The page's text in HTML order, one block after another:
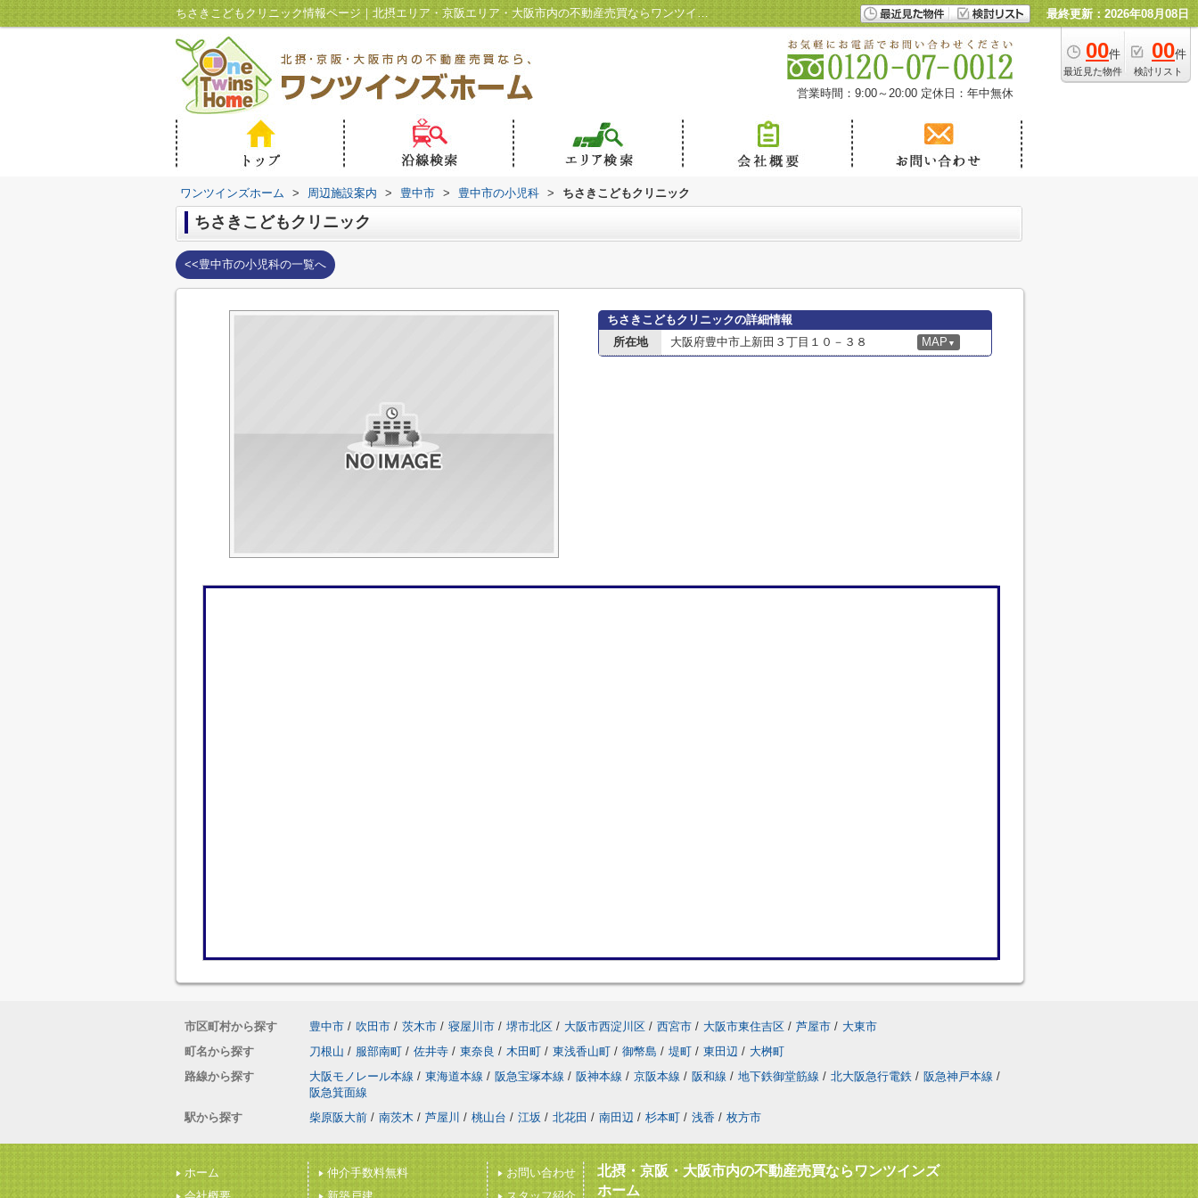
ちさきこどもクリニック情報ページ｜北摂エリア・京阪エリア・大阪市内の不動産売買ならワンツインズホーム 最終更新：2026年08月08日
00件
最近見た物件
00件
検討リスト
営業時間：9:00～20:00 定休日：年中無休
ワンツインズホーム > 周辺施設案内 > 豊中市 > 豊中市の小児科 > ちさきこどもクリニック
ちさきこどもクリニック
<<豊中市の小児科の一覧へ
ちさきこどもクリニックの詳細情報
所在地
大阪府豊中市上新田３丁目１０－３８ MAP ▼
市区町村から探す 豊中市 / 吹田市 / 茨木市 / 寝屋川市 / 堺市北区 / 大阪市西淀川区 / 西宮市 / 大阪市東住吉区 / 芦屋市 / 大東市
町名から探す
刀根山 / 服部南町 / 佐井寺 / 東奈良 / 木田町 / 東浅香山町 / 御幣島 / 堤町 / 東田辺 / 大桝町
路線から探す
大阪モノレール本線 / 東海道本線 / 阪急宝塚本線 / 阪神本線 / 京阪本線 / 阪和線 / 地下鉄御堂筋線 / 北大阪急行電鉄 / 阪急神戸本線 /
阪急箕面線
駅から探す
柴原阪大前 / 南茨木 / 芦屋川 / 桃山台 / 江坂 / 北花田 / 南田辺 / 杉本町 / 浅香 / 枚方市
ホーム
仲介手数料無料
お問い合わせ
北摂・京阪・大阪市内の不動産売買ならワンツインズ
ホーム